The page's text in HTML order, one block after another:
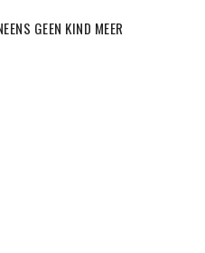
GEEN KIND MEER